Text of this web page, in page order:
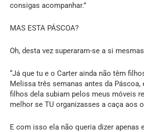
consigas acompanhar.”
MAS ESTA PÁSCOA?
Oh, desta vez superaram-se a si
“Já que tu e o Carter ainda não têm
Melissa três semanas antes da Páscoa,
filhos dela subiam pelos meus móveis
melhor se TU organizasses a caça aos
E com isso ela não queria dizer apenas